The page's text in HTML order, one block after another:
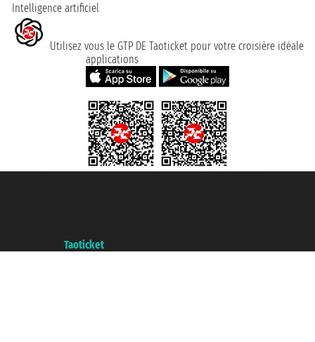
Intelligence artificiel
Utilisez vous le GTP DE Taoticket pour votre croisière idéale
applications
Taoticket